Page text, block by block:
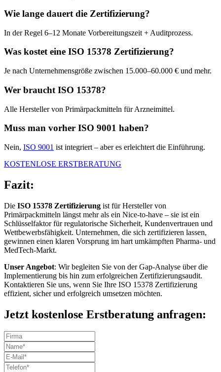
Wie lange dauert die Zertifizierung?
In der Regel 6–12 Monate Vorbereitungszeit + Auditprozess.
Was kostet eine ISO 15378 Zertifizierung?
Je nach Unternehmensgröße zwischen 15.000–60.000 € und mehr.
Wer braucht ISO 15378?
Alle Hersteller von Primärpackmitteln für Arzneimittel.
Muss man vorher ISO 9001 haben?
Nein, ISO 9001 ist integriert – aber es erleichtert die Einführung.
KOSTENLOSE ERSTBERATUNG
Fazit:
Die ISO 15378 Zertifizierung ist für Hersteller von
Primärpackmitteln längst mehr als ein Nice-to-have – sie ist ein
Schlüsselfaktor für regulatorische Sicherheit, Kundenvertrauen und
Wettbewerbsfähigkeit. Unternehmen, die sich zertifizieren lassen,
gewinnen einen klaren Vorsprung im hart umkämpften Pharma- und
MedTech-Markt.
Unser Angebot: Wir begleiten Sie von der Gap-Analyse über die
Implementierung bis hin zum erfolgreichen Zertifizierungsaudit.
Kontaktieren Sie uns, wenn Sie Ihre ISO 15378 Zertifizierung
effizient, sicher und erfolgreich umsetzen möchten.
Jetzt kostenlose Erstberatung anfragen: